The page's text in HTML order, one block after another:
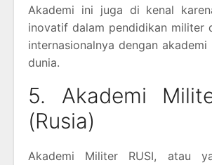
Akademi ini juga di kenal
inovatif dalam pendidikan militer
internasionalnya dengan
dunia.
5. Akademi
(Rusia)
Akademi Militer RUSI, atau